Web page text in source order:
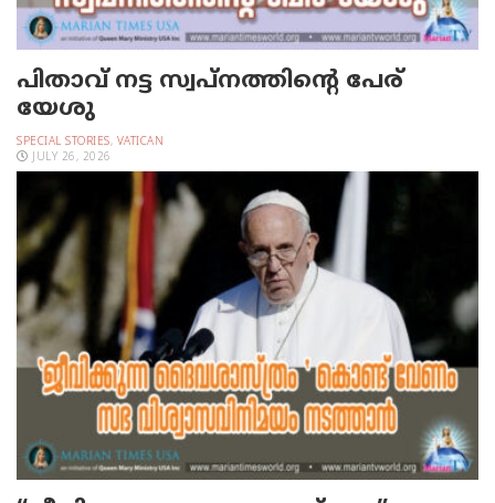
പിതാവ് നട്ട സ്വപ്നത്തിന്റെ പേര്
യേശു
SPECIAL STORIES, VATICAN
JULY 26, 2026